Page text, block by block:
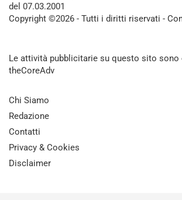
del 07.03.2001
Copyright ©2026 - Tutti i diritti riservati -
Le attività pubblicitarie su questo sito sono
theCoreAdv
Chi Siamo
Redazione
Contatti
Privacy & Cookies
Disclaimer